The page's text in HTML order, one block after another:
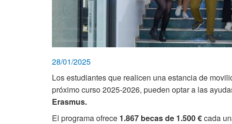
28/01/2025
Los estudiantes que realicen una estancia de
próximo curso 2025-2026, pueden optar a las
Erasmus.
El programa ofrece 1.867 becas de 1.500 €cada